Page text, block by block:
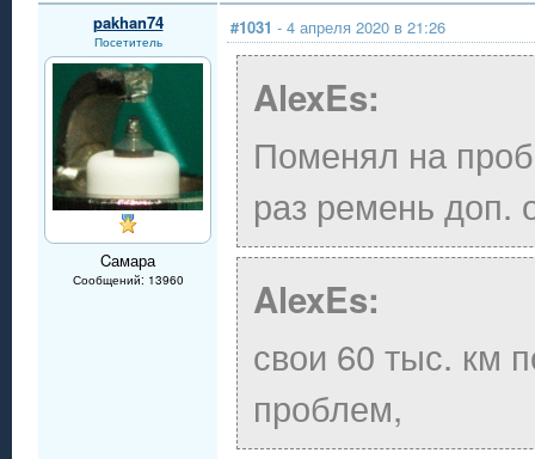
pakhan74
Посетитель
Cамара
Сообщений: 13960
#1031 - 4 апреля 2020 в 21:26
AlexEs:
Поменял на
раз ремень доп.
AlexEs:
свои 60 тыс. км
проблем,